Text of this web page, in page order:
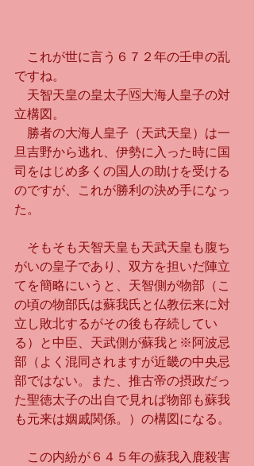
これが世に言う６７２年の壬申の乱
ですね。
天智天皇の皇太子🆚大海人皇子の対
立構図。
勝者の大海人皇子（天武天皇）は一
旦吉野から逃れ、伊勢に入った時に国
司をはじめ多くの国人の助けを受ける
のですが、これが勝利の決め手になっ
た。
そもそも天智天皇も天武天皇も腹ち
がいの皇子であり、双方を担いだ陣立
てを簡略にいうと、天智側が物部（こ
の頃の物部氏は蘇我氏と仏教伝来に対
立し敗北するがその後も存続してい
る）と中臣、天武側が蘇我と※阿波忌
部（よく混同されますが近畿の中央忌
部ではない。また、推古帝の摂政だっ
た聖徳太子の出自で見れば物部も蘇我
も元来は姻戚関係。）の構図になる。
この内紛が６４５年の蘇我入鹿殺害